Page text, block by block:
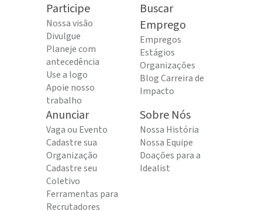
Participe
Nossa visão
Divulgue
Planeje com
antecedência
Use a logo
Apoie nosso
trabalho
Buscar
Emprego
Empregos
Estágios
Organizações
Blog Carreira de
Impacto
Anunciar
Vaga ou Evento
Cadastre sua
Organização
Cadastre seu
Coletivo
Ferramentas para
Recrutadores
Sobre Nós
Nossa História
Nossa Equipe
Doações para a
Idealist